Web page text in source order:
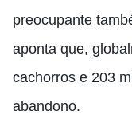
preocupante
aponta que,
cachorros e 203
abandono.